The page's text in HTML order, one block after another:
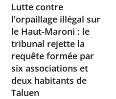
Lutte contre
l'orpaillage illégal sur
le Haut-Maroni : le
tribunal rejette la
requête formée par
six associations et
deux habitants de
Taluen